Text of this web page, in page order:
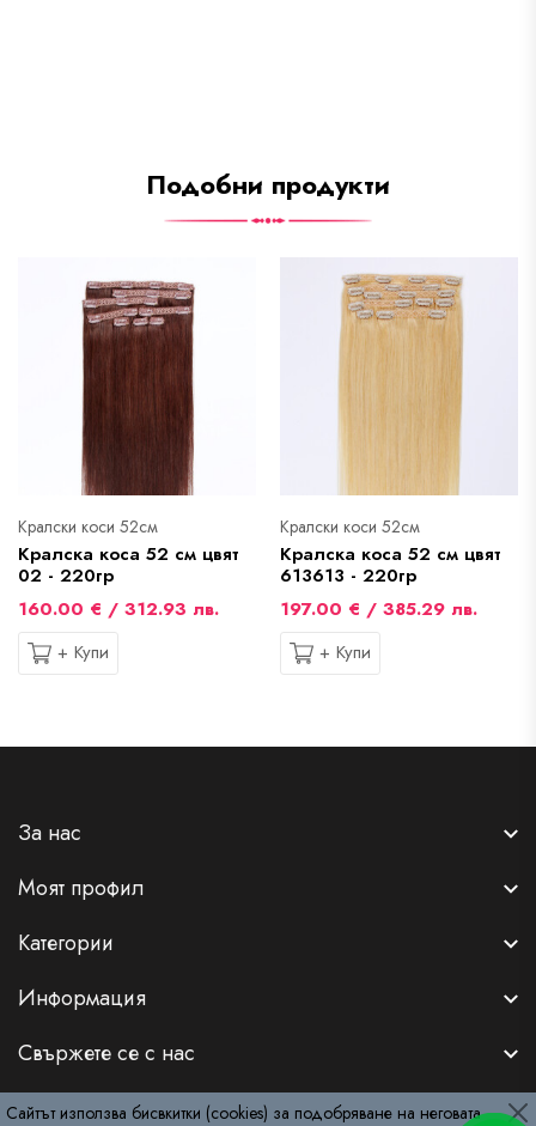
Подобни продукти
Кралски коси 52см
Кралска коса 52 см цвят
02 - 220гр
160.00 € / 312.93 лв.
+ Купи
Кралски коси 52см
Кралска коса 52 см цвят
613613 - 220гр
197.00 € / 385.29 лв.
+ Купи
За нас
Моят профил
Категории
Информация
Свържете се с нас
Сайтът използва бисвкитки (cookies) за подобряване на неговата